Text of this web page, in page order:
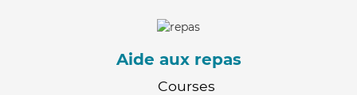
Aide aux repas
Courses